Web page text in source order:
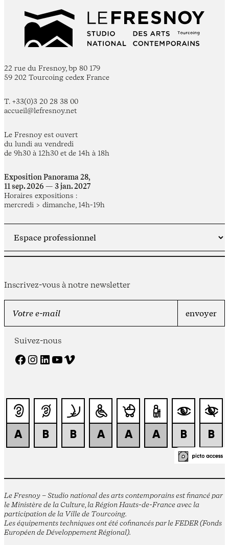
22 rue du Fresnoy, bp 80 179
59 202 Tourcoing cedex France
T. +33(0)3 20 28 38 00
accueil@lefresnoy.net
Le Fresnoy est ouvert
du lundi au vendredi
de 9h30 à 12h30 et de 14h à 18h
Exposition Panorama 28,
11 sep. 2026 — 3 jan. 2027
Horaires expositions :
mercredi > dimanche, 14h-19h
Inscrivez-vous à notre newsletter
Suivez-nous
Facebook Instagram LinkedIn YouTube Vimeo
Le Fresnoy – Studio national des arts contemporains est financé par
le Ministère de la Culture, la Région Hauts-de-France avec la
participation de la Ville de Tourcoing.
Les équipements techniques ont été cofinancés par le FEDER (Fonds
Européen de Développement Régional).